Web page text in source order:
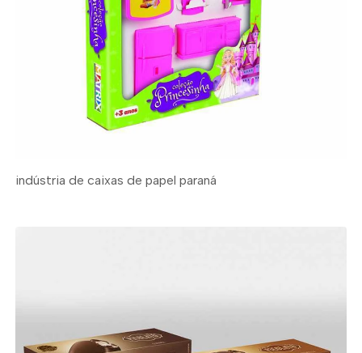
indústria de caixas de papel paraná